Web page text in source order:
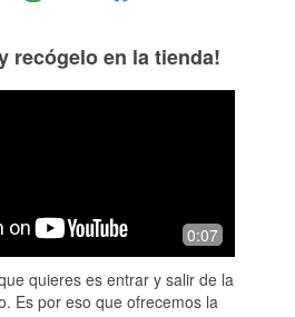
recógelo en la tienda!
0:07
quieres es entrar y salir de la
Es por eso que ofrecemos la